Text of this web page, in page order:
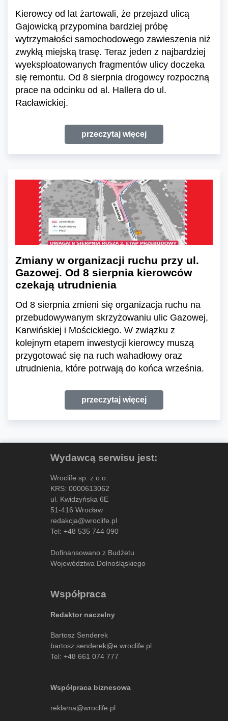
Kierowcy od lat żartowali, że przejazd ulicą
Gajowicką przypomina bardziej próbę
wytrzymałości samochodowego zawieszenia niż
zwykłą miejską trasę. Teraz jeden z najbardziej
wyeksploatowanych fragmentów ulicy doczeka
się remontu. Od 8 sierpnia drogowcy rozpoczną
prace na odcinku od al. Hallera do ul.
Racławickiej.
przeczytaj więcej
Zmiany w organizacji ruchu przy ul.
Gazowej. Od 8 sierpnia kierowców
czekają utrudnienia
Od 8 sierpnia zmieni się organizacja ruchu na
przebudowywanym skrzyżowaniu ulic Gazowej,
Karwińskiej i Mościckiego. W związku z
kolejnym etapem inwestycji kierowcy muszą
przygotować się na ruch wahadłowy oraz
utrudnienia, które potrwają do końca września.
przeczytaj więcej
Wydawcą serwisu jest:
Wroclife sp. z o.o.
KRS: 0000613062
ul. Kwidzyńska 6E
51-416 Wrocław
redakcja@wroclife.pl
Tel: +48 535 744 090
Dofinansowano z Budżetu
Województwa Dolnośląskiego
Współpraca
Redaktor naczelny
Bartosz Senderek
bartosz.senderek@e.wroclife.pl
Tel: +48 661 074 777
Współpraca biznesowa
reklama@wroclife.pl